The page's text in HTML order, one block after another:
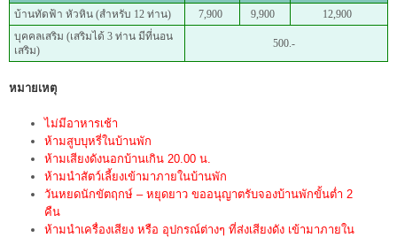
บ้านทัดฟ้า หัวหิน (สำหรับ 12 ท่าน)
7,900 9,900
12,900
บุคคลเสริม (เสริมได้ 3 ท่าน มีที่นอน
เสริม)
500.-
หมายเหตุ
ไม่มีอาหารเช้า
ห้ามสูบบุหรี่ในบ้านพัก
ห้ามเสียงดังนอกบ้านเกิน 20.00 น.
ห้ามนำสัตว์เลี้ยงเข้ามาภายในบ้านพัก
วันหยดนักขัตฤกษ์ – หยุดยาว ขออนุญาตรับจองบ้านพักขั้นต่ำ 2
คืน
ห้ามนำเครื่องเสียง หรือ อุปกรณ์ต่างๆ ที่ส่งเสียงดัง เข้ามาภายใน